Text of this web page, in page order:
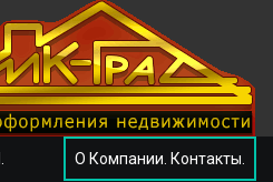
О Компании. Контакты.